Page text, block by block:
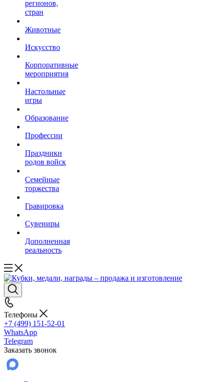
регионов,
стран
Животные
Искусство
Корпоративные
мероприятия
Настольные
игры
Образование
Профессии
Праздники
родов войск
Семейные
торжества
Гравировка
Сувениры
Дополненная
реальность
Телефоны
+7 (499) 151-52-01
WhatsApp
Telegram
Заказать звонок